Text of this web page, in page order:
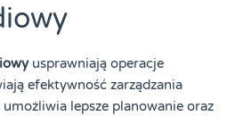
usprawniają operacje
efektywność zarządzania
lepsze planowanie oraz